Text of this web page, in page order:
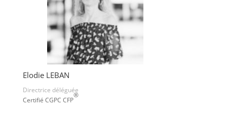
Elodie LEBAN
Directrice déléguée
Certifié CGPC CFP
®